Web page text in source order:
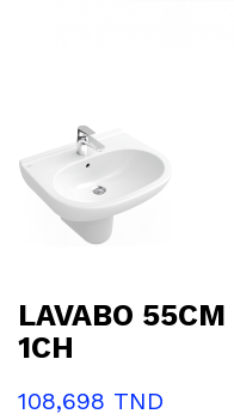
LAVABO
1CH
108,698 TND